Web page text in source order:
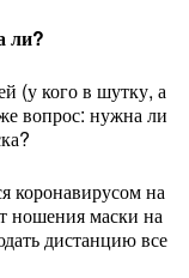
ли?
(у кого в шутку, а
вопрос: нужна ли
коронавирусом на
ношения маски на
дистанцию все